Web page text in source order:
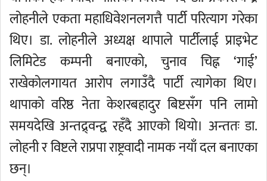
लोहनीले एकता महाधिवेशनलगत्तै पार्टी परित्याग गरेका
थिए। डा. लोहनीले अध्यक्ष थापाले पार्टीलाई प्राइभेट
लिमिटेड कम्पनी बनाएको, चुनाव चिह्न ‘गाई’
राखेकोलगायत आरोप लगाउँदै पार्टी त्यागेका थिए।
थापाको वरिष्ठ नेता केशरबहादुर बिष्टसँग पनि लामो
समयदेखि अन्तद्र्वन्द्व रहँदै आएको थियो। अन्ततः डा.
लोहनी र विष्टले राप्रपा राष्ट्रवादी नामक नयाँ दल बनाएका
छन्।